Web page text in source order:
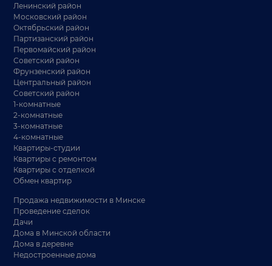
Ленинский район
Московский район
Октябрьский район
Партизанский район
Первомайский район
Советский район
Фрунзенский район
Центральный район
Советский район
1-комнатные
2-комнатные
3-комнатные
4-комнатные
Квартиры-студии
Квартиры с ремонтом
Квартиры с отделкой
Обмен квартир
Продажа недвижимости в Минске
Проведение сделок
Дачи
Дома в Минской области
Дома в деревне
Недостроенные дома